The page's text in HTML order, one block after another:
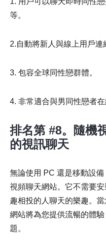
等。
2.自動將新人與線上用戶連
3. 包容全球同性戀群體。
4. 非常適合與男同性戀者在
排名第 #8。隨機
的視訊聊天
無論使用 PC 還是移動設
視頻聊天網站。它不需要
趣相投的人聊天的樂趣。
網站將為您提供流暢的體
題。